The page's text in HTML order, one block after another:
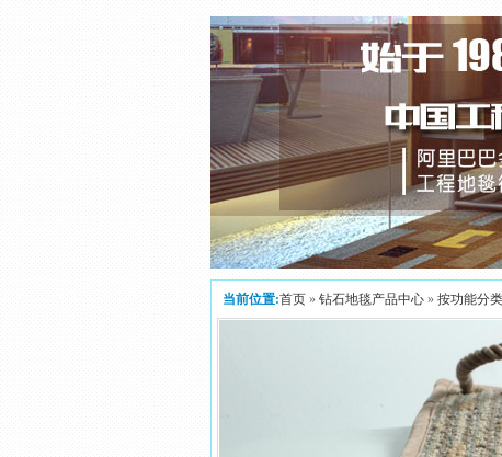
当前位置:首页 » 钻石地毯产品中心 » 按功能分类